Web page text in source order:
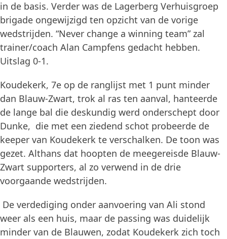
in de basis. Verder was de Lagerberg Verhuisgroep
brigade ongewijzigd ten opzicht van de vorige
wedstrijden. “Never change a winning team” zal
trainer/coach Alan Campfens gedacht hebben.
Uitslag 0-1.
Koudekerk, 7e op de ranglijst met 1 punt minder
dan Blauw-Zwart, trok al ras ten aanval, hanteerde
de lange bal die deskundig werd onderschept door
Dunke, die met een ziedend schot probeerde de
keeper van Koudekerk te verschalken. De toon was
gezet. Althans dat hoopten de meegereisde Blauw-
Zwart supporters, al zo verwend in de drie
voorgaande wedstrijden.
De verdediging onder aanvoering van Ali stond
weer als een huis, maar de passing was duidelijk
minder van de Blauwen, zodat Koudekerk zich toch